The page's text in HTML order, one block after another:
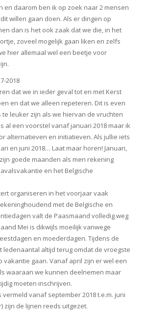
en daarom ben ik op zoek naar 2 mensen
willen gaan doen. Als er dingen op
dan is het ook zaak dat we die, in het
zoveel mogelijk gaan liken en zelfs
hier allemaal wel een beetje voor
2018
dat we in ieder geval tot en met Kerst
en dat we alleen repeteren. Dit is even
te leuker zijn als we hiervan de vruchten
al een voorstel vanaf januari 2018 maar ik
alternatieven en initiatieven. Als jullie iets
en juni 2018… Laat maar horen! Januari,
goede maanden als men rekening
en het Belgische
organiseren in het voorjaar vaak
met de Belgische en
valt de Paasmaand volledig weg
Mei is dikwijls moeilijk vanwege
en moederdagen. Tijdens de
ledenaantal altijd terug omdat de vroegste
vakantie gaan. Vanaf april zijn er wel een
waaraan we kunnen deelnemen maar
moeten inschrijven.
vanaf september 2018 t.e.m. juni
zijn de lijnen reeds uitgezet.